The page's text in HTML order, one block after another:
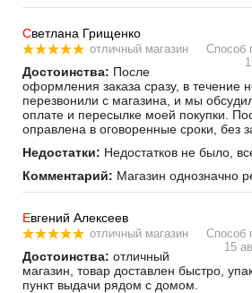
Светлана Грищенко
отличный магазин
Способ
Достоинства: После
оформления заказа сразу, в течение
перезвонили с магазина, и мы
оплате и пересылке моей покупки.
оправлена в оговоренные сроки, без
Недостатки: Недостатков не было,
Комментарий: Магазин однозначно
Евгений Алексеев
отличный магазин
Способ
15
Достоинства: отличный
магазин, товар доставлен быстро,
пункт выдачи рядом с домом.